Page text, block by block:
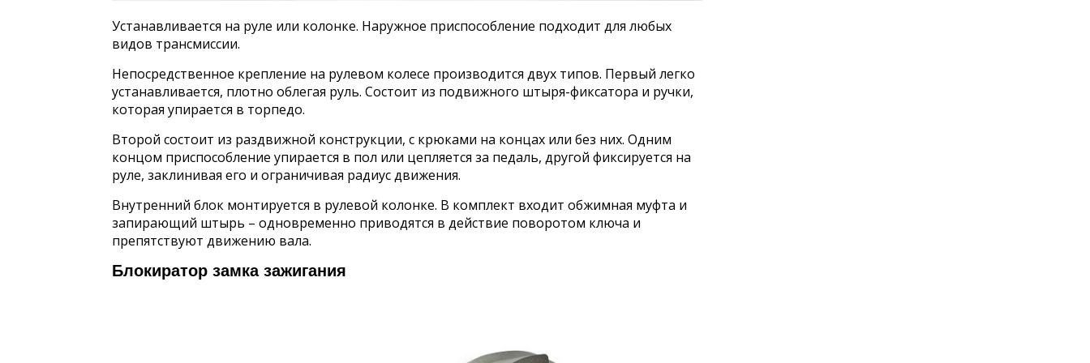
Устанавливается на руле или колонке. Наружное приспособление подходит для любых
видов трансмиссии.
Непосредственное крепление на рулевом колесе производится двух типов. Первый легко
устанавливается, плотно облегая руль. Состоит из подвижного штыря-фиксатора и ручки,
которая упирается в торпедо.
Второй состоит из раздвижной конструкции, с крюками на концах или без них. Одним
концом приспособление упирается в пол или цепляется за педаль, другой фиксируется на
руле, заклинивая его и ограничивая радиус движения.
Внутренний блок монтируется в рулевой колонке. В комплект входит обжимная муфта и
запирающий штырь – одновременно приводятся в действие поворотом ключа и
препятствуют движению вала.
Блокиратор замка зажигания